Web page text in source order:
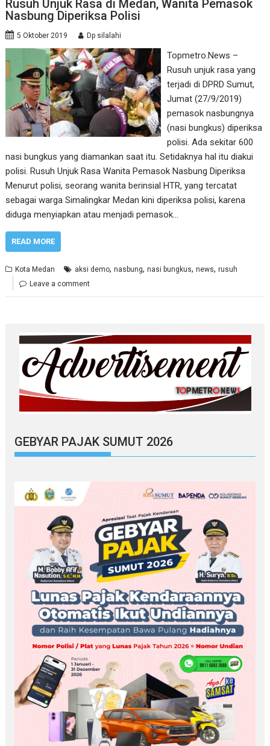
Rusuh Unjuk Rasa di Medan, Wanita Pemasok
Nasbung Diperiksa Polisi
5 Oktober 2019 Dp silalahi
Topmetro.News –
Rusuh unjuk rasa yang
terjadi di DPRD Sumut,
Jumat (27/9/2019)
pemasok nasbungnya
(nasi bungkus) diperiksa
polisi. Ada sekitar 600
nasi bungkus yang diamankan saat itu. Setidaknya hal itu diakui
polisi. Rusuh Unjuk Rasa Wanita Pemasok Nasbung Diperiksa
Menurut polisi, seorang wanita berinsial HTR, yang tercatat
sebagai warga Simalingkar Medan kini diperiksa polisi, karena
diduga menyiapkan atau menjadi pemasok…
READ MORE
Kota Medan aksi demo,nasbung,nasi bungkus,news,rusuh
Leave a comment
GEBYAR PAJAK SUMUT 2026